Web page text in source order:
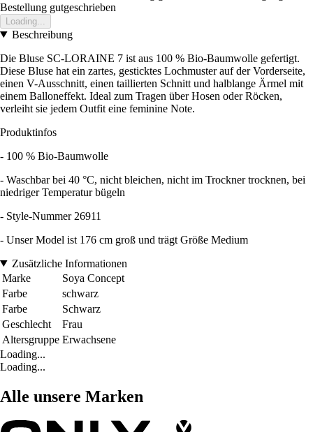
Bestellung gutgeschrieben
Loading...
Beschreibung
Die Bluse SC-LORAINE 7 ist aus 100 % Bio-Baumwolle gefertigt.
Diese Bluse hat ein zartes, gesticktes Lochmuster auf der Vorderseite,
einen V-Ausschnitt, einen taillierten Schnitt und halblange Ärmel mit
einem Balloneffekt. Ideal zum Tragen über Hosen oder Röcken,
verleiht sie jedem Outfit eine feminine Note.
Produktinfos
- 100 % Bio-Baumwolle
- Waschbar bei 40 °C, nicht bleichen, nicht im Trockner trocknen, bei
niedriger Temperatur bügeln
- Style-Nummer 26911
- Unser Model ist 176 cm groß und trägt Größe Medium
Zusätzliche Informationen
Marke
Soya Concept
Farbe
schwarz
Farbe
Schwarz
Geschlecht
Frau
Altersgruppe Erwachsene
Loading...
Loading...
Alle unsere Marken